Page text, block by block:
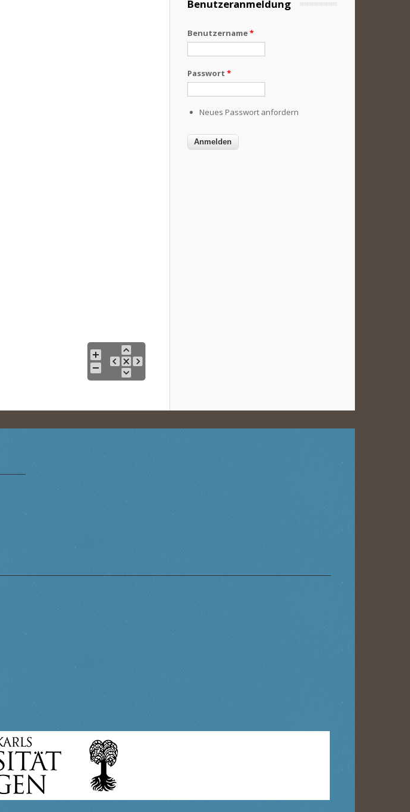
Benutzeranmeldung
Benutzername*
Passwort *
Neues Passwort anfordern